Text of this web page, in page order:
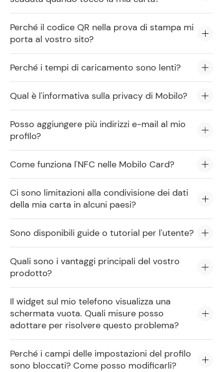
Perché il codice QR nella prova di stampa mi
porta al vostro sito?
Perché i tempi di caricamento sono lenti?
Qual è l'informativa sulla privacy di Mobilo?
Posso aggiungere più indirizzi e-mail al mio
profilo?
Come funziona l'NFC nelle Mobilo Card?
Ci sono limitazioni alla condivisione dei dati
della mia carta in alcuni paesi?
Sono disponibili guide o tutorial per l'utente?
Quali sono i vantaggi principali del vostro
prodotto?
Il widget sul mio telefono visualizza una
schermata vuota. Quali misure posso
adottare per risolvere questo problema?
Perché i campi delle impostazioni del profilo
sono bloccati? Come posso modificarli?